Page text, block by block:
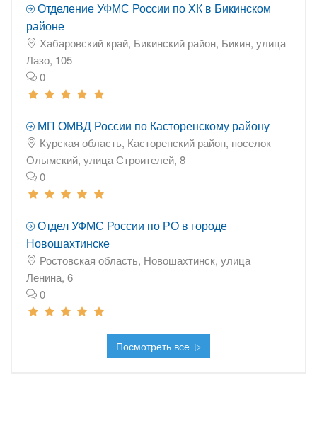
Отделение УФМС России по ХК в Бикинском
районе
Хабаровский край, Бикинский район, Бикин, улица
Лазо, 105
0
МП ОМВД России по Касторенскому району
Курская область, Касторенский район, поселок
Олымский, улица Строителей, 8
0
Отдел УФМС России по РО в городе
Новошахтинске
Ростовская область, Новошахтинск, улица
Ленина, 6
0
Посмотреть все